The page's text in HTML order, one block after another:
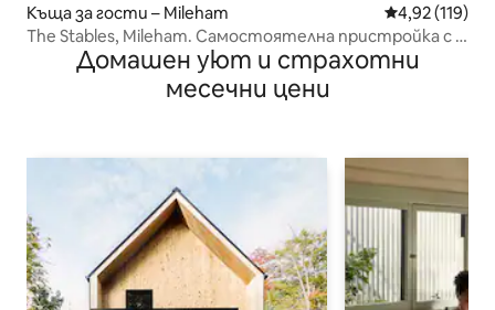
Къща за гости – Mileham Средна
4,92 (119)
The Stables, Mileham. Самостоятелна пристройка с 2
спални.Домашен уют и страхотни
месечни цени